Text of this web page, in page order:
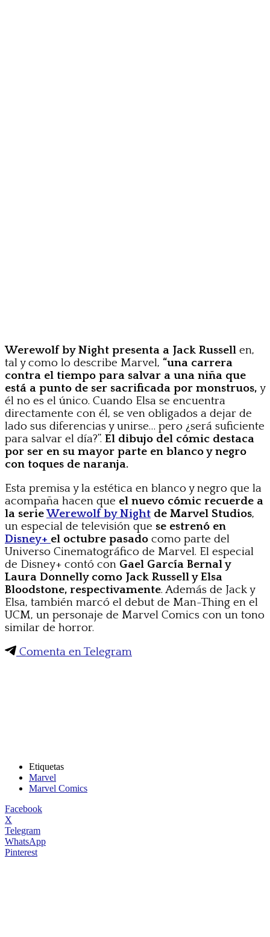
Werewolf by Night presenta a Jack Russell en,
tal y como lo describe Marvel, “una carrera
contra el tiempo para salvar a una niña que
está a punto de ser sacrificada por monstruos, y
él no es el único. Cuando Elsa se encuentra
directamente con él, se ven obligados a dejar de
lado sus diferencias y unirse… pero ¿será suficiente
para salvar el día?”. El dibujo del cómic destaca
por ser en su mayor parte en blanco y negro
con toques de naranja.
Esta premisa y la estética en blanco y negro que la
acompaña hacen que el nuevo cómic recuerde a
la serieWerewolf by Night de Marvel Studios,
un especial de televisión que se estrenó en
Disney+ el octubre pasado como parte del
Universo Cinematográfico de Marvel. El especial
de Disney+ contó con Gael García Bernal y
Laura Donnelly como Jack Russell y Elsa
Bloodstone, respectivamente. Además de Jack y
Elsa, también marcó el debut de Man-Thing en el
UCM, un personaje de Marvel Comics con un tono
similar de horror.
Comenta en Telegram
Etiquetas
Marvel
Marvel Comics
Facebook
X
Telegram
WhatsApp
Pinterest